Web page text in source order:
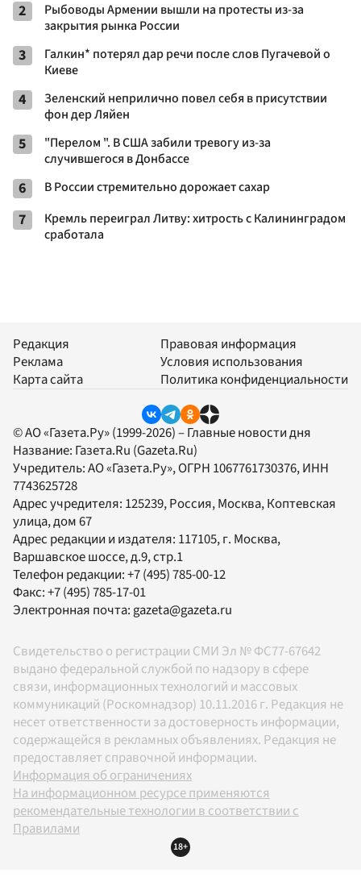
2
Рыбоводы Армении вышли на протесты из-за
закрытия рынка России
3
Галкин* потерял дар речи после слов Пугачевой о
Киеве
4
Зеленский неприлично повел cебя в присутствии
фон дер Ляйен
5
"Перелом ". В США забили тревогу из-за
случившегося в Донбассе
6 В России стремительно дорожает сахар
7
Кремль переиграл Литву: хитрость с Калининградом
сработала
Редакция
Реклама
Карта сайта
Правовая информация
Условия использования
Политика конфиденциальности
© АО «Газета.Ру» (1999-2026) – Главные новости дня
Название: Газета.Ru (Gazeta.Ru)
Учредитель:АО «Газета.Ру», ОГРН 1067761730376, ИНН
7743625728
Адрес учредителя: 125239, Россия, Москва, Коптевская
улица, дом 67
Адрес редакции и издателя: 117105, г. Москва,
Варшавское шоссе, д.9, стр.1
Телефон редакции:+7 (495) 785-00-12
Факс:+7 (495) 785-17-01
Электронная почта: gazeta@gazeta.ru
Свидетельство о регистрации СМИ Эл № ФС77-67642
выдано федеральной службой по надзору в сфере
связи, информационных технологий и массовых
коммуникаций (Роскомнадзор) 10.11.2016 г. Редакция не
несет ответственности за достоверность информации,
содержащейся в рекламных объявлениях. Редакция не
предоставляет справочной информации.
Информация об ограничениях
На информационном ресурсе применяются
рекомендательные технологии в соответствии с
Правилами
18+